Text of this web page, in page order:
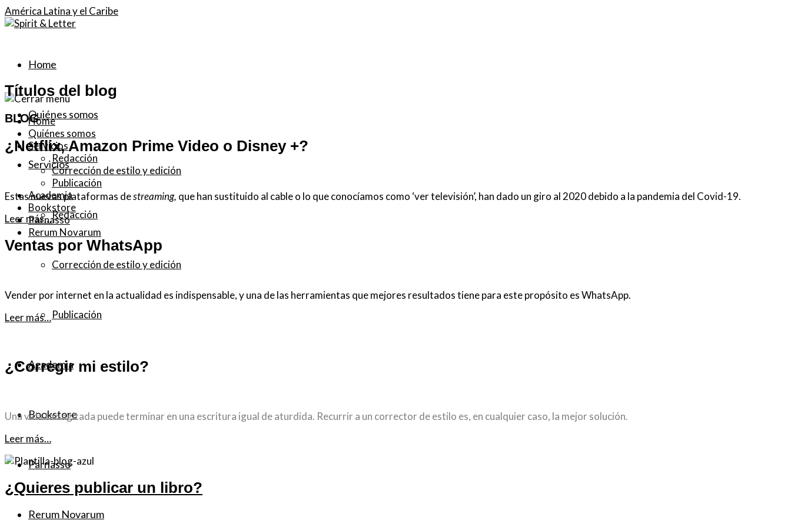
América Latina y el Caribe
Home
Quiénes somos
Servicios
Redacción
Corrección de estilo y edición
Publicación
Academia
Bookstore
Parnasso
Rerum Novarum
Home
Quiénes somos
Servicios
Redacción
Corrección de estilo y edición
Publicación
Academia
Bookstore
Parnasso
Rerum Novarum
Títulos del blog
BLOG
¿Netflix, Amazon Prime Video o Disney +?
Estas nuevas plataformas destreaming, que han sustituido al cable o lo que conocíamos como ‘ver televisión’, han dado un giro al 2020 debido a la pandemia del Covid-19.
Leer más…
Ventas por WhatsApp
Vender por internet en la actualidad es indispensable, y una de las herramientas que mejores resultados tiene para este propósito es WhatsApp.
Leer más…
¿Corregir mi estilo?
Una vida tan agitada puede terminar en una escritura igual de aturdida. Recurrir a un corrector de estilo es, en cualquier caso, la mejor solución.
Leer más…
¿Quieres publicar un libro?